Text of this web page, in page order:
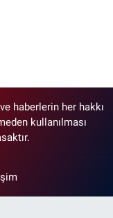
haberlerin her hakkı
kullanılması